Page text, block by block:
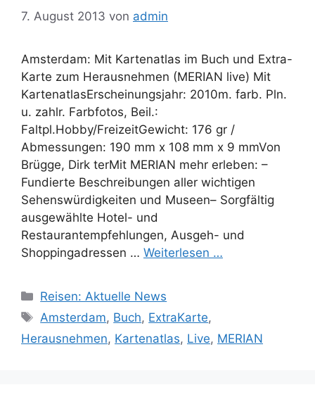
7. August 2013 von admin
Amsterdam: Mit Kartenatlas im Buch und Extra-
Karte zum Herausnehmen (MERIAN live) Mit
KartenatlasErscheinungsjahr: 2010m. farb. Pln.
u. zahlr. Farbfotos, Beil.:
Faltpl.Hobby/FreizeitGewicht: 176 gr /
Abmessungen: 190 mm x 108 mm x 9 mmVon
Brügge, Dirk terMit MERIAN mehr erleben: –
Fundierte Beschreibungen aller wichtigen
Sehenswürdigkeiten und Museen– Sorgfältig
ausgewählte Hotel- und
Restaurantempfehlungen, Ausgeh- und
Shoppingadressen … Weiterlesen …
Kategorien
Reisen: Aktuelle News
Schlagwörter
Amsterdam, Buch, ExtraKarte,
Herausnehmen, Kartenatlas, Live, MERIAN